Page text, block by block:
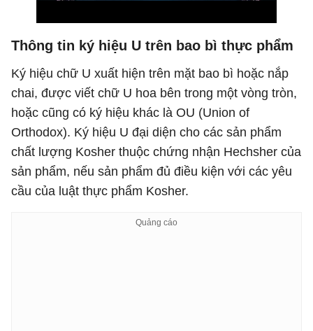
Thông tin ký hiệu U trên bao bì thực phẩm
Ký hiệu chữ U xuất hiện trên mặt bao bì hoặc nắp
chai, được viết chữ U hoa bên trong một vòng tròn,
hoặc cũng có ký hiệu khác là OU (Union of
Orthodox). Ký hiệu U đại diện cho các sản phẩm
chất lượng Kosher thuộc chứng nhận Hechsher của
sản phẩm, nếu sản phẩm đủ điều kiện với các yêu
cầu của luật thực phẩm Kosher.